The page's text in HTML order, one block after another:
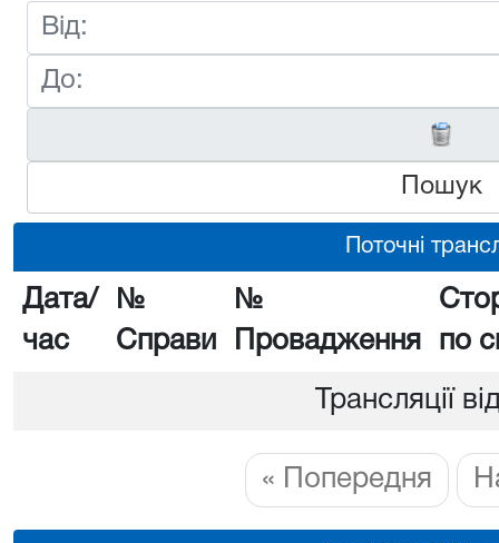
Пошук
Поточні
Дата/
час
№
Справи
№
Провадження
по
Трансляції
« Попередня